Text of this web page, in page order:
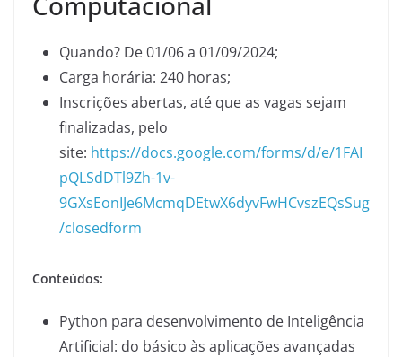
Quando? De 01/06 a 01/09/2024;
Carga horária: 240 horas;
Inscrições abertas, até que as vagas sejam
finalizadas, pelo
site: https://docs.google.com/forms/d/e/1FAI
pQLSdDTl9Zh-1v-
9GXsEonIJe6McmqDEtwX6dyvFwHCvszEQsSug
/closedform
Conteúdos:
Python para desenvolvimento de Inteligência
Artificial: do básico às aplicações avançadas